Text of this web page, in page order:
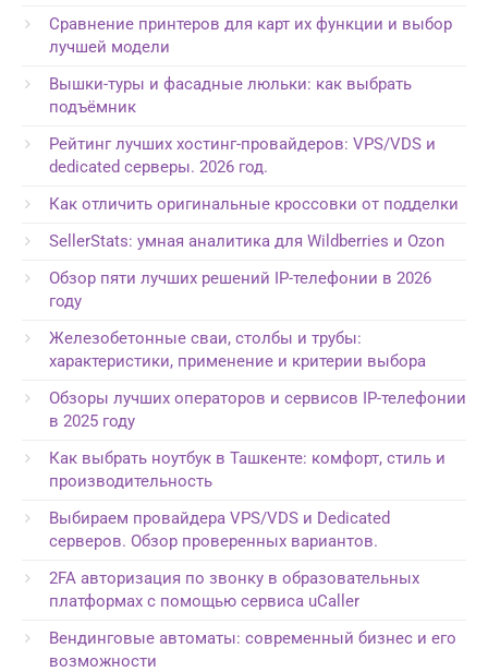
Сравнение принтеров для карт их функции и выбор
лучшей модели
Вышки-туры и фасадные люльки: как выбрать
подъёмник
Рейтинг лучших хостинг-провайдеров: VPS/VDS и
dedicated серверы. 2026 год.
Как отличить оригинальные кроссовки от подделки
SellerStats: умная аналитика для Wildberries и Ozon
Обзор пяти лучших решений IP-телефонии в 2026
году
Железобетонные сваи, столбы и трубы:
характеристики, применение и критерии выбора
Обзоры лучших операторов и сервисов IP-телефонии
в 2025 году
Как выбрать ноутбук в Ташкенте: комфорт, стиль и
производительность
Выбираем провайдера VPS/VDS и Dedicated
серверов. Обзор проверенных вариантов.
2FA авторизация по звонку в образовательных
платформах с помощью сервиса uCaller
Вендинговые автоматы: современный бизнес и его
возможности